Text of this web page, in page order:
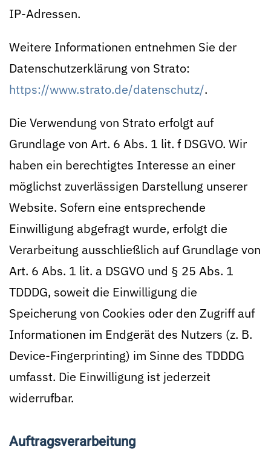
IP-Adressen.
Weitere Informationen entnehmen Sie der
Datenschutzerklärung von Strato:
https://www.strato.de/datenschutz/.
Die Verwendung von Strato erfolgt auf
Grundlage von Art. 6 Abs. 1 lit. f DSGVO. Wir
haben ein berechtigtes Interesse an einer
möglichst zuverlässigen Darstellung unserer
Website. Sofern eine entsprechende
Einwilligung abgefragt wurde, erfolgt die
Verarbeitung ausschließlich auf Grundlage von
Art. 6 Abs. 1 lit. a DSGVO und § 25 Abs. 1
TDDDG, soweit die Einwilligung die
Speicherung von Cookies oder den Zugriff auf
Informationen im Endgerät des Nutzers (z. B.
Device-Fingerprinting) im Sinne des TDDDG
umfasst. Die Einwilligung ist jederzeit
widerrufbar.
Auftragsverarbeitung